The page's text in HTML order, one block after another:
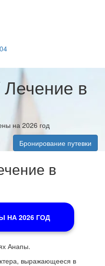
в
на 2026 год
Бронирование путевки
в
НА 2026 ГОД
Анапы.
выражающееся в